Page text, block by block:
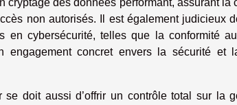
non autorisés. Il est également judicieux
en cybersécurité, telles que la conformité
engagement concret envers la sécurité
se doit aussi d’offrir un contrôle total sur la